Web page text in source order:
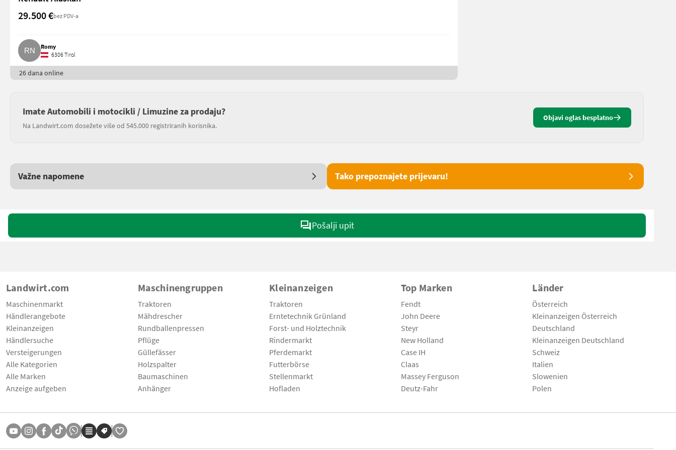
29.500 €bez PDV-a
Romy
6306 Tirol
26 dana online
Imate Automobili i motocikli / Limuzine za prodaju?
Na Landwirt.com dosežete više od 545.000 registriranih korisnika.
Objavi oglas besplatno
Važne napomene Tako prepoznajete prijevaru!
Pošalji upit
Landwirt.com
Maschinenmarkt
Händlerangebote
Kleinanzeigen
Händlersuche
Versteigerungen
Alle Kategorien
Alle Marken
Anzeige aufgeben
Maschinengruppen
Traktoren
Mähdrescher
Rundballenpressen
Pflüge
Güllefässer
Holzspalter
Baumaschinen
Anhänger
Kleinanzeigen
Traktoren
Erntetechnik Grünland
Forst- und Holztechnik
Rindermarkt
Pferdemarkt
Futterbörse
Stellenmarkt
Hofladen
Top Marken
Fendt
John Deere
Steyr
New Holland
Case IH
Claas
Massey Ferguson
Deutz-Fahr
Länder
Österreich
Kleinanzeigen Österreich
Deutschland
Kleinanzeigen Deutschland
Schweiz
Italien
Slowenien
Polen